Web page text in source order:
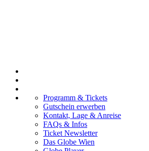
Programm & Tickets
Gutschein erwerben
Kontakt, Lage & Anreise
FAQs & Infos
Ticket Newsletter
Das Globe Wien